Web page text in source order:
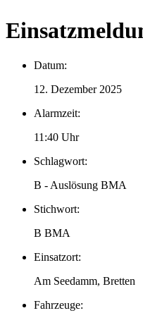
Datum:
12. Dezember 2025
Alarmzeit:
11:40 Uhr
Schlagwort:
B - Auslösung BMA
Stichwort:
B BMA
Einsatzort:
Am Seedamm, Bretten
Fahrzeuge: